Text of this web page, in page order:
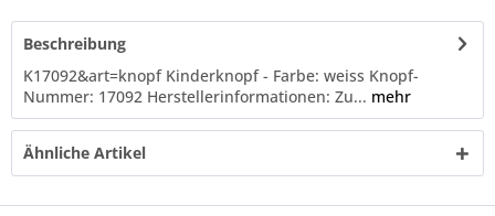
Beschreibung
K17092&art=knopf Kinderknopf - Farbe: weiss Knopf-
Nummer: 17092 Herstellerinformationen: Zu... mehr
Ähnliche Artikel